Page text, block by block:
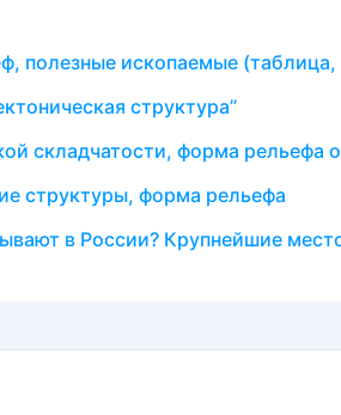
полезные ископаемые (таблица,
структура”
складчатости, форма рельефа
структуры, форма рельефа
в России? Крупнейшие